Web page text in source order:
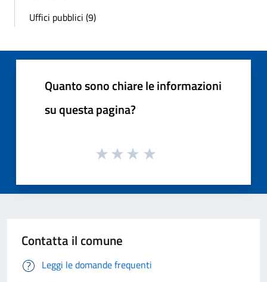
Uffici pubblici (9)
Quanto sono chiare le informazioni
su questa pagina?
Contatta il comune
Leggi le domande frequenti